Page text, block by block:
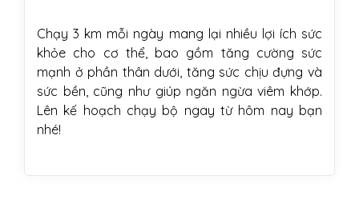
Chạy 3 km mỗi ngày mang lại nhiều lợi ích sức
khỏe cho cơ thể, bao gồm tăng cường sức
mạnh ở phần thân dưới, tăng sức chịu đựng và
sức bền, cũng như giúp ngăn ngừa viêm khớp.
Lên kế hoạch chạy bộ ngay từ hôm nay bạn
nhé!